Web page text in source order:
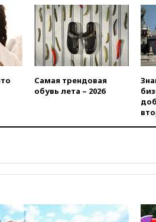
Самая трендовая
обувь лета – 2026